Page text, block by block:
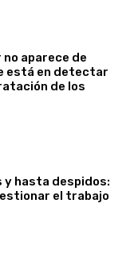
no aparece de
está en detectar
de los
y hasta despidos:
el trabajo